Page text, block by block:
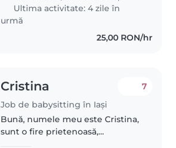
cineva care se simte..
Ultima activitate: 4 zile în
urmă
25,00 RON/hr
Cristina
Job de babysitting în Iași
7
Bună, numele meu este Cristina,
sunt o fire prietenoasă,